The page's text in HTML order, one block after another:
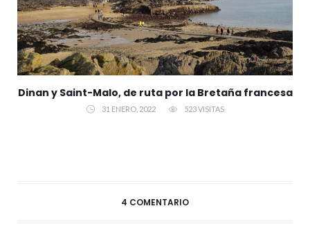
Dinan y Saint-Malo, de ruta por la Bretaña francesa
31 ENERO, 2022 523 VISITAS
4 COMENTARIO